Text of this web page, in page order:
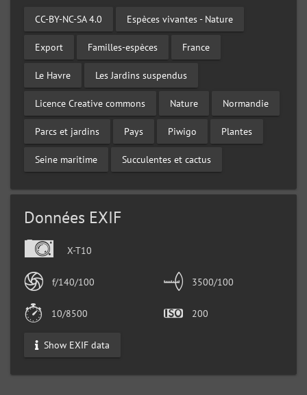
CC-BY-NC-SA 4.0 Espèces vivantes - Nature
Export Familles-espèces France
Le Havre Les Jardins suspendus
Licence Creative commons Nature Normandie
Parcs et jardins Pays Piwigo Plantes
Seine maritime Succulentes et cactus
Données EXIF
X-T10
f/140/100 3500/100
10/8500 200
Show EXIF data